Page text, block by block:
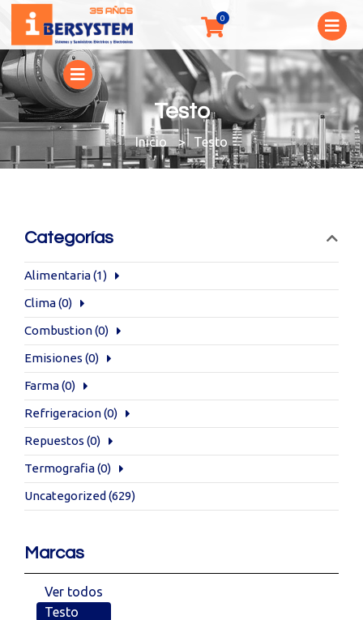
Testo
You are here: Testo
Categorías
Alimentaria(1)
Clima(0)
Combustion(0)
Emisiones (0)
Farma(0)
Refrigeracion(0)
Repuestos (0)
Termografia(0)
Uncategorized (629)
Marcas
Ver todos
Testo